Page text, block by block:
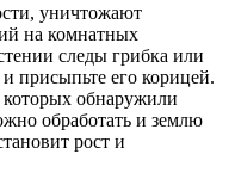
уничтожают
на комнатных
следы грибка или
присыпьте его корицей.
обнаружили
обработать и землю
рост и